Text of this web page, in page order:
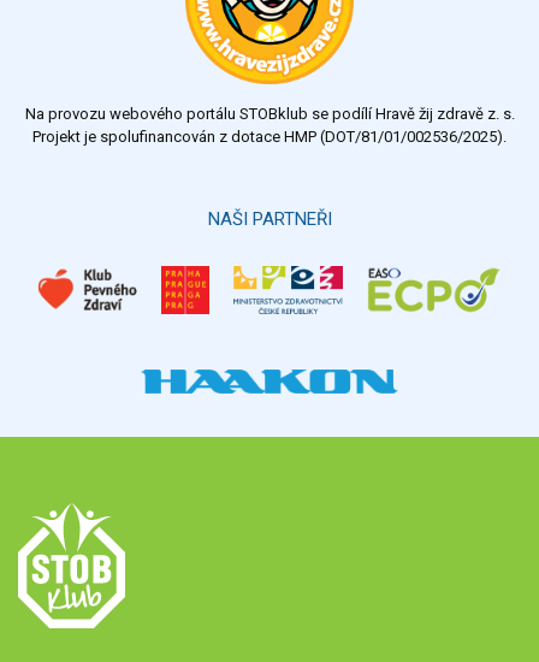
Na provozu webového portálu STOBklub se podílí Hravě žij zdravě z. s.
Projekt je spolufinancován z dotace HMP (DOT/81/01/002536/2025).
NAŠI PARTNEŘI